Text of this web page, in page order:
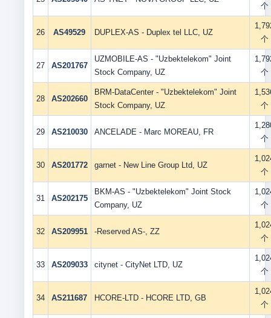
个
26 AS49529 DUPLEX-AS - Duplex tel LLC, UZ
个
27 AS201767
UZMOBILE-AS - "Uzbektelekom" Joint
Stock Company, UZ
个
28 AS202660
BRM-DataCenter - "Uzbektelekom" Joint
Stock Company, UZ
个
29 AS210030 ANCELADE - Marc MOREAU, FR
个
30 AS201772 garnet - New Line Group Ltd, UZ
个
31 AS202175
BKM-AS - "Uzbektelekom" Joint Stock
Company, UZ
个
32 AS209951 -Reserved AS-, ZZ
个
33 AS209033 citynet - CityNet LTD, UZ
个
34 AS211687 HCORE-LTD - HCORE LTD, GB
个